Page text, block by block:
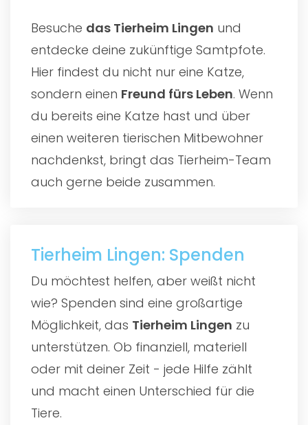
Besuche das Tierheim Lingen und
entdecke deine zukünftige Samtpfote.
Hier findest du nicht nur eine Katze,
sondern einen Freund fürs Leben. Wenn
du bereits eine Katze hast und über
einen weiteren tierischen Mitbewohner
nachdenkst, bringt das Tierheim-Team
auch gerne beide zusammen.
Tierheim Lingen: Spenden
Du möchtest helfen, aber weißt nicht
wie? Spenden sind eine großartige
Möglichkeit, das Tierheim Lingen zu
unterstützen. Ob finanziell, materiell
oder mit deiner Zeit - jede Hilfe zählt
und macht einen Unterschied für die
Tiere.